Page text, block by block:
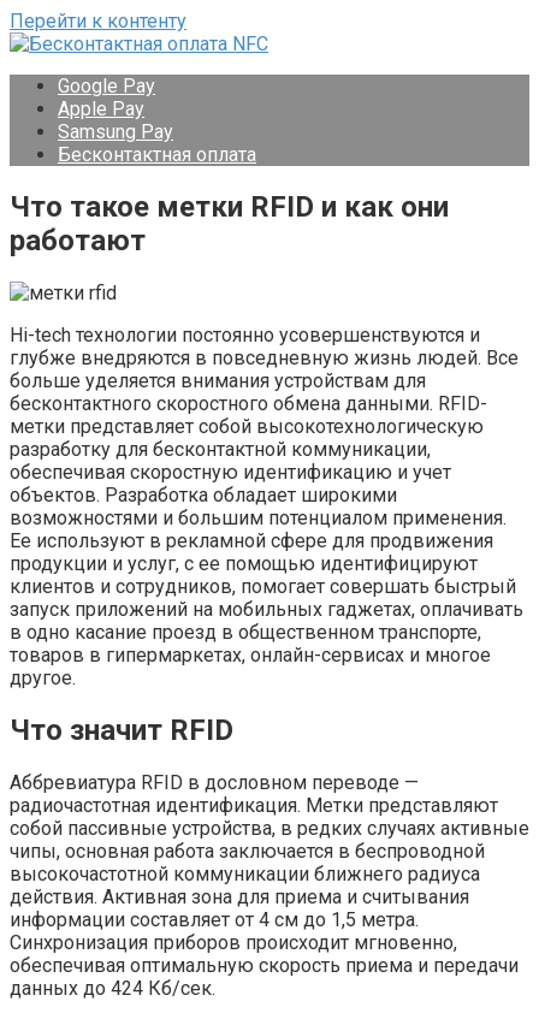
Перейти к контенту
Google Pay
Apple Pay
Samsung Pay
Бесконтактная оплата
Что такое метки RFID и как они
работают
Hi-tech технологии постоянно усовершенствуются и
глубже внедряются в повседневную жизнь людей. Все
больше уделяется внимания устройствам для
бесконтактного скоростного обмена данными. RFID-
метки представляет собой высокотехнологическую
разработку для бесконтактной коммуникации,
обеспечивая скоростную идентификацию и учет
объектов. Разработка обладает широкими
возможностями и большим потенциалом применения.
Ее используют в рекламной сфере для продвижения
продукции и услуг, с ее помощью идентифицируют
клиентов и сотрудников, помогает совершать быстрый
запуск приложений на мобильных гаджетах, оплачивать
в одно касание проезд в общественном транспорте,
товаров в гипермаркетах, онлайн-сервисах и многое
другое.
Что значит RFID
Аббревиатура RFID в дословном переводе —
радиочастотная идентификация. Метки представляют
собой пассивные устройства, в редких случаях активные
чипы, основная работа заключается в беспроводной
высокочастотной коммуникации ближнего радиуса
действия. Активная зона для приема и считывания
информации составляет от 4 см до 1,5 метра.
Синхронизация приборов происходит мгновенно,
обеспечивая оптимальную скорость приема и передачи
данных до 424 Кб/сек.